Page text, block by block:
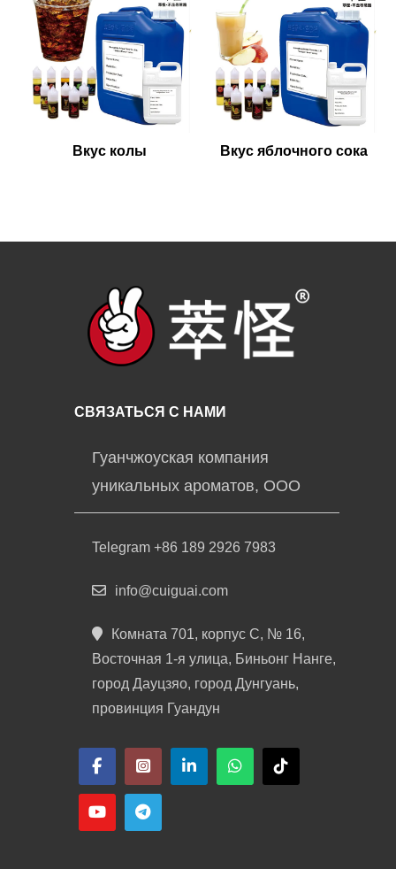
Вкус колы Вкус яблочного сока
СВЯЗАТЬСЯ С НАМИ
Гуанчжоуская компания
уникальных ароматов, ООО
Telegram +86 189 2926 7983
info@cuiguai.com
Комната 701, корпус C, № 16,
Восточная 1-я улица, Биньонг Нанге,
город Дауцзяо, город Дунгуань,
провинция Гуандун